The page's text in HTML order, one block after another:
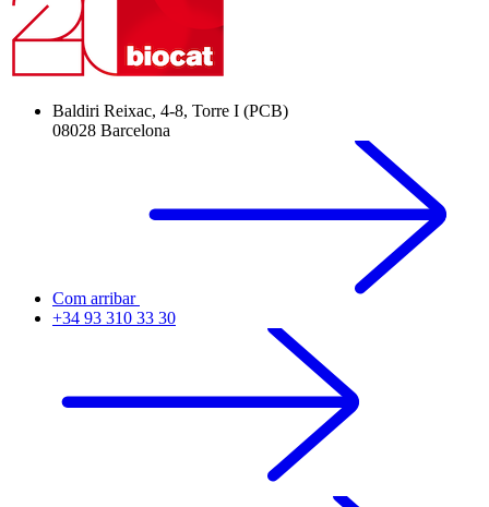
Baldiri Reixac, 4-8, Torre I (PCB)
08028 Barcelona
Com arribar
+34 93 310 33 30